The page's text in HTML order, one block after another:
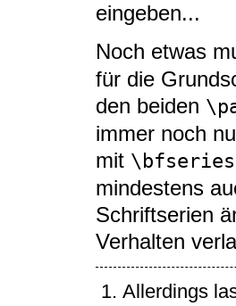
eingeben...
Noch etwas
für die
den beiden
immer noch
mit \bfseries
mindestens
Schriftserien
Verhalten
Allerdings